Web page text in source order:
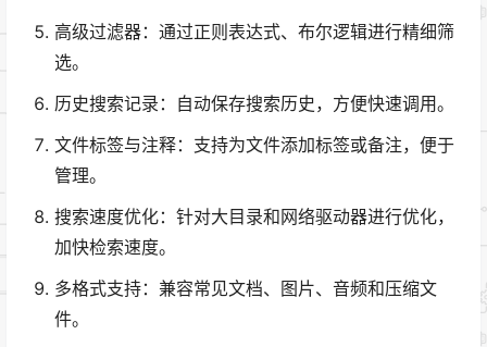
高级过滤器：通过正则表达式、布尔逻辑进行精细筛
选。
历史搜索记录：自动保存搜索历史，方便快速调用。
文件标签与注释：支持为文件添加标签或备注，便于
管理。
搜索速度优化：针对大目录和网络驱动器进行优化，
加快检索速度。
多格式支持：兼容常见文档、图片、音频和压缩文
件。